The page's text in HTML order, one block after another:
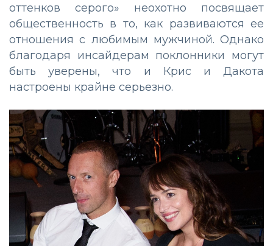
оттенков серого» неохотно посвящает
общественность в то, как развиваются ее
отношения с любимым мужчиной. Однако
благодаря инсайдерам поклонники могут
быть уверены, что и Крис и Дакота
настроены крайне серьезно.